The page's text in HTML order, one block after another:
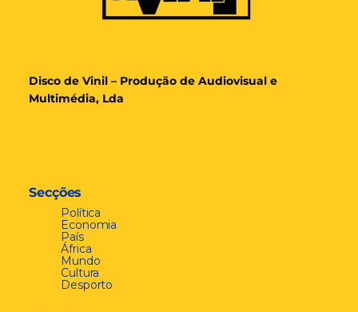
Disco de Vinil – Produção de Audiovisual e
Multimédia, Lda
Secções
Política
Economia
País
África
Mundo
Cultura
Desporto